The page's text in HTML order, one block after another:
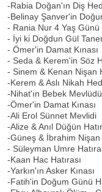
-Rabia Doğan'ın Diş
-Belinay Şanver'in
- Rania Nur 4 Yaş
- İyi ki Doğdun Gül
- Ömer'in Damat Kınası
- Seda & Kerem'in Söz
- Sinem & Kenan Nişan
-Kerem & Aslı Nikah
-Nihat'ın Bebek Mevlüdü
-Ömer'in Damat Kınası
-Ali Erol Sünnet Mevlidi
-Alize & Anıl Düğün
-Güneş & İbrahim Nişan
- Süleyman Umre
-Kaan Hac Hatırası
-Yarkın'ın Asker Kınası
-Fatih'in Doğum Günü